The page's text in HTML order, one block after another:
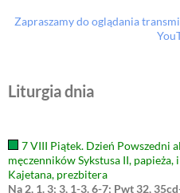
Zapraszamy do oglądania
Liturgia dnia
7 VIII Piątek. Dzień Powszedni
męczenników Sykstusa II,
Kajetana, prezbitera
Na 2, 1. 3; 3, 1-3. 6-7; Pwt 32,